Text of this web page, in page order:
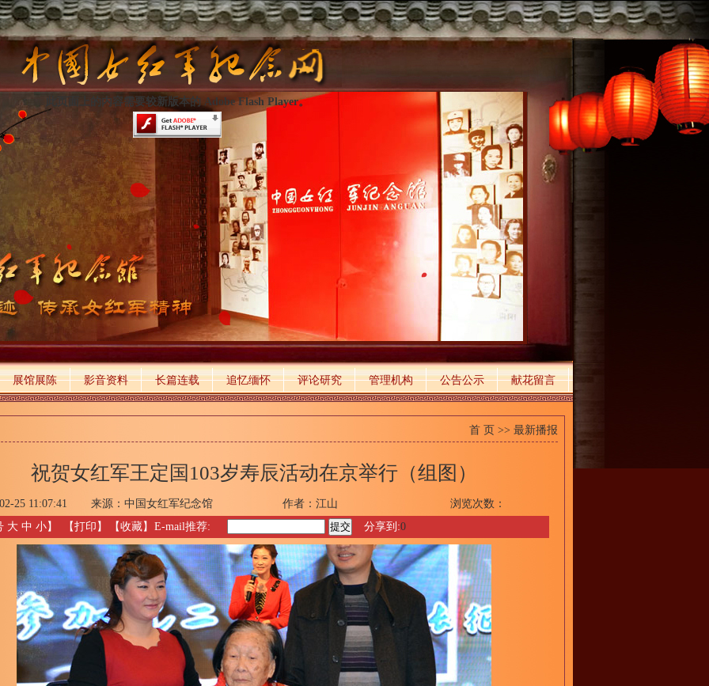
此页面上的内容需要较新版本的 Adobe Flash Player。
展馆展陈 影音资料 长篇连载 追忆缅怀 评论研究 管理机构 公告公示 献花留言
首 页 >> 最新播报
祝贺女红军王定国103岁寿辰活动在京举行（组图）
25 11:07:41 来源： 中国女红军纪念馆 作者：江山
浏览次数：
大 中 小】 【打印 】 【收藏】 E-mail推荐: 分享到:0